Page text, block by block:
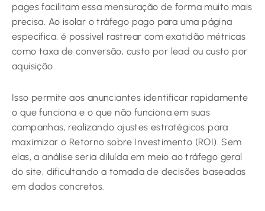
pages facilitam essa mensuração de forma muito mais
precisa. Ao isolar o tráfego pago para uma página
específica, é possível rastrear com exatidão métricas
como taxa de conversão, custo por lead ou custo por
aquisição.
Isso permite aos anunciantes identificar rapidamente
o que funciona e o que não funciona em suas
campanhas, realizando ajustes estratégicos para
maximizar o Retorno sobre Investimento (ROI). Sem
elas, a análise seria diluída em meio ao tráfego geral
do site, dificultando a tomada de decisões baseadas
em dados concretos.